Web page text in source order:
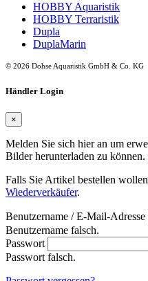
HOBBY Aquaristik
HOBBY Terraristik
Dupla
DuplaMarin
© 2026 Dohse Aquaristik GmbH & Co. KG
Händler Login
×
Melden Sie sich hier an um
Bilder herunterladen zu können.
Falls Sie Artikel bestellen
Wiederverkäufer.
Benutzername / E-Mail-Adresse
Benutzername falsch.
Passwort
Passwort falsch.